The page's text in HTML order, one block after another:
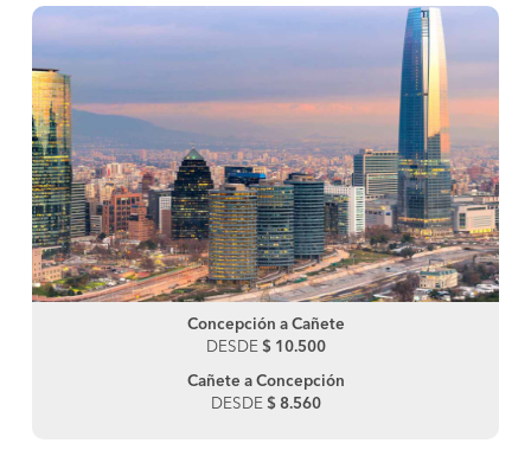
Concepción a Cañete
DESDE $ 10.500
Cañete a Concepción
DESDE $ 8.560